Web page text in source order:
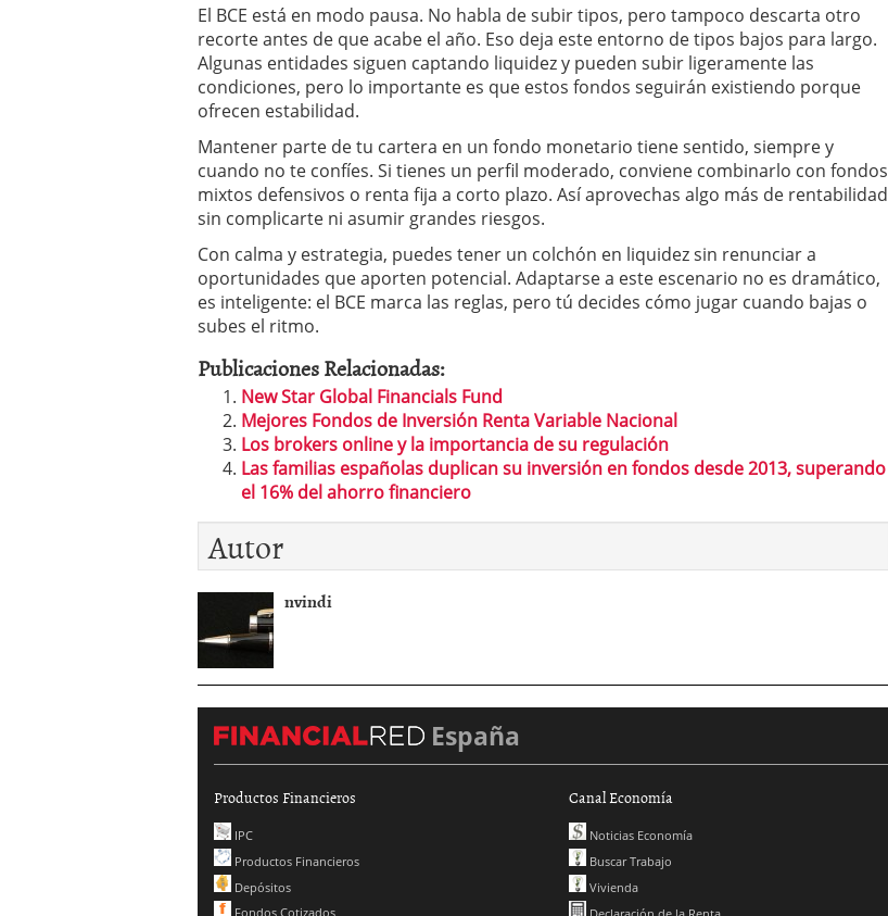
El BCE está en modo pausa. No habla de subir tipos, pero tampoco descarta otro
recorte antes de que acabe el año. Eso deja este entorno de tipos bajos para largo.
Algunas entidades siguen captando liquidez y pueden subir ligeramente las
condiciones, pero lo importante es que estos fondos seguirán existiendo porque
ofrecen estabilidad.
Mantener parte de tu cartera en un fondo monetario tiene sentido, siempre y
cuando no te confíes. Si tienes un perfil moderado, conviene combinarlo con fondos
mixtos defensivos o renta fija a corto plazo. Así aprovechas algo más de rentabilidad
sin complicarte ni asumir grandes riesgos.
Con calma y estrategia, puedes tener un colchón en liquidez sin renunciar a
oportunidades que aporten potencial. Adaptarse a este escenario no es dramático,
es inteligente: el BCE marca las reglas, pero tú decides cómo jugar cuando bajas o
subes el ritmo.
Publicaciones Relacionadas:
New Star Global Financials Fund
Mejores Fondos de Inversión Renta Variable Nacional
Los brokers online y la importancia de su regulación
Las familias españolas duplican su inversión en fondos desde 2013, superando
el 16% del ahorro financiero
Autor
nvindi
España
Productos Financieros
IPC
Productos Financieros
Depósitos
Fondos Cotizados
Canal Economía
Noticias Economía
Buscar Trabajo
Vivienda